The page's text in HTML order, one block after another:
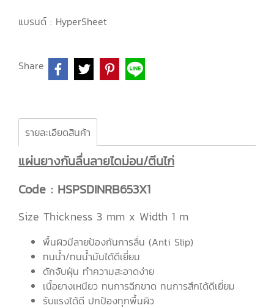
แบรนด์ : HyperSheet
Share
รายละเอียดสินค้า
แผ่นยางกันลื่นลายไดม่อน/ตีนไก่
Code : HSPSDINRB653X1
Size Thickness 3 mm x Width 1 m
พื้นผิวมีลายป้องกันการลื่น (Anti Slip)
ทนน้ำ/ทนน้ำมันได้ดีเยี่ยม
ดักจับฝุ่น ทำความสะอาดง่าย
เนื้อยางเหนียว ทนการฉีกขาด ทนการสึกได้ดีเยี่ยม
รับแรงได้ดี ปกป้องทุกพื้นผิว